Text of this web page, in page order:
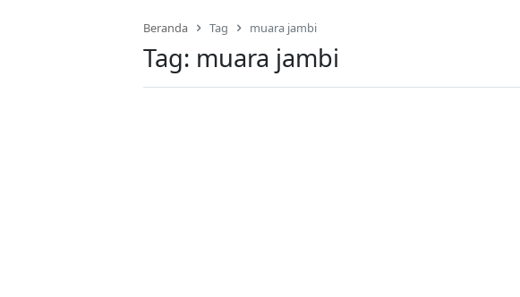
Beranda Tag muara jambi
Tag: muara jambi